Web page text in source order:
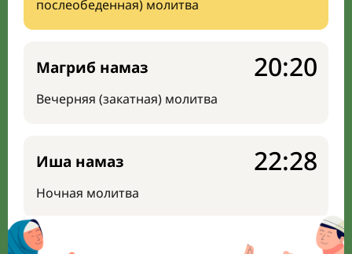
послеобеденная) молитва
Магриб намаз
Вечерняя (закатная) молитва
20:20
Иша намаз
Ночная молитва
22:28